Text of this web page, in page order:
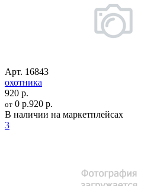
Арт. 16843
охотника
920 р.
от 0 р.920 р.
В наличии на маркетплейсах
3